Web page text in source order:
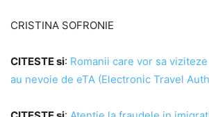
CRISTINA SOFRONIE
CITESTE si: Romanii care vor sa viziteze
au nevoie de eTA (Electronic Travel